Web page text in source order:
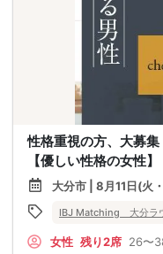
性格重視の方、大募集
【優しい性格の女性】
大分市 | 8月11日(火
IBJ Matching 大分ラ
女性 残り2席 26〜